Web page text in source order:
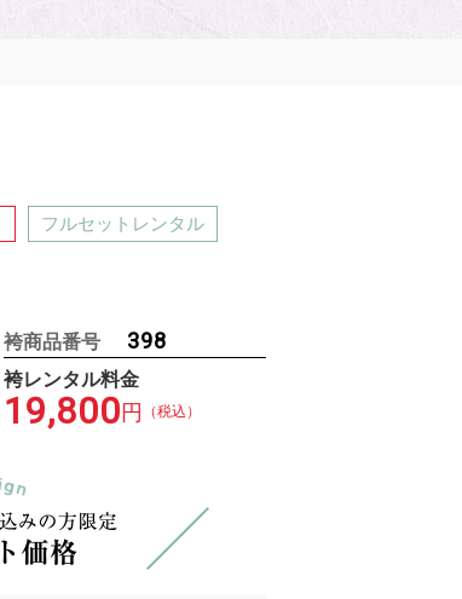
フルセットレンタル
袴商品番号 398
袴レンタル料金
19,800円 （税込）